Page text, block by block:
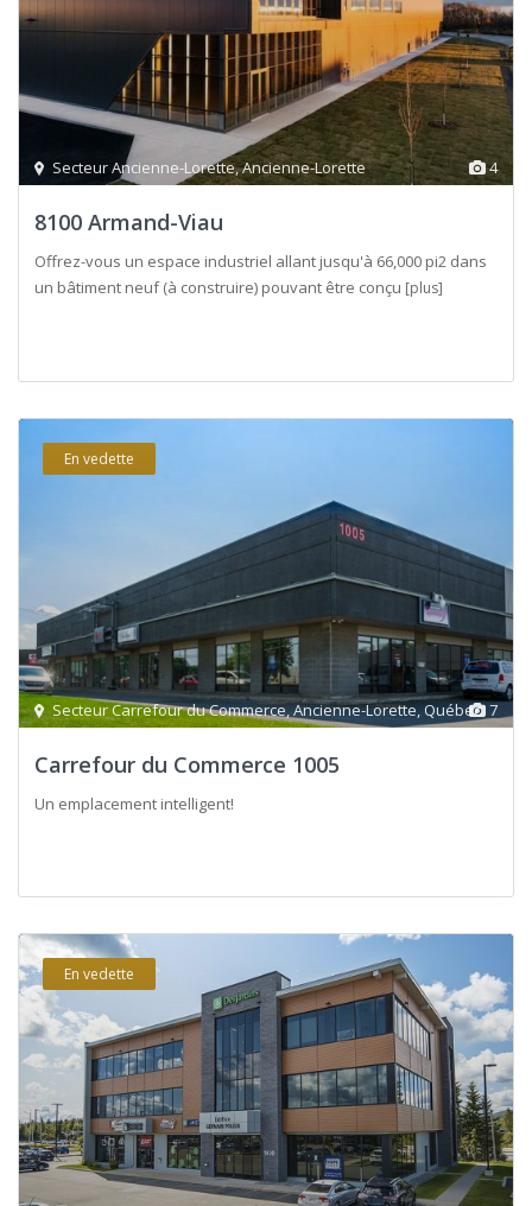
4
Secteur Ancienne-Lorette,Ancienne-Lorette
8100 Armand-Viau
Offrez-vous un espace industriel allant jusqu'à 66,000 pi2 dans
un bâtiment neuf (à construire) pouvant être conçu [plus]
7
Secteur Carrefour du Commerce,Ancienne-Lorette,Québec
En vedette
Carrefour du Commerce 1005
Un emplacement intelligent!
En vedette